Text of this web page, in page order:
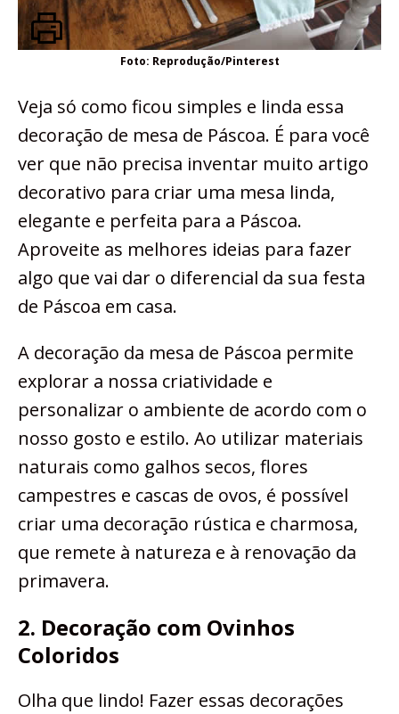
Foto: Reprodução/Pinterest
Veja só como ficou simples e linda essa
decoração de mesa de Páscoa. É para você
ver que não precisa inventar muito artigo
decorativo para criar uma mesa linda,
elegante e perfeita para a Páscoa.
Aproveite as melhores ideias para fazer
algo que vai dar o diferencial da sua festa
de Páscoa em casa.
A decoração da mesa de Páscoa permite
explorar a nossa criatividade e
personalizar o ambiente de acordo com o
nosso gosto e estilo. Ao utilizar materiais
naturais como galhos secos, flores
campestres e cascas de ovos, é possível
criar uma decoração rústica e charmosa,
que remete à natureza e à renovação da
primavera.
2. Decoração com Ovinhos
Coloridos
Olha que lindo! Fazer essas decorações